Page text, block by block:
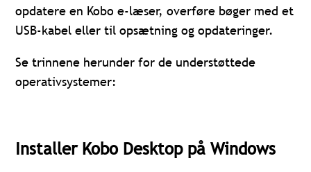
opdatere en Kobo e-læser, overføre bøger med et
USB-kabel eller til opsætning og opdateringer.
Se trinnene herunder for de understøttede
operativsystemer:
Installer Kobo Desktop på Windows